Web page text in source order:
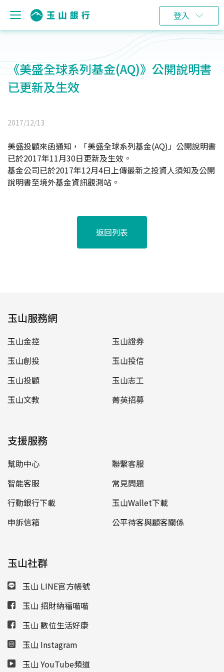
登入
《美盛全球系列基金(AQ)》公開說明書
已更新及生效
2017/12/13
美盛投顧來函通知，「美盛全球系列基金(AQ)」公開說明書
已於2017年11月30日更新及生效。
基金公司已於2017年12月4日上傳最新之投資人須知及公開
說明書至境外基金資訊觀測站。
返回列表
玉山服務網
玉山金控
玉山證券
玉山創投
玉山投信
玉山投顧
玉山志工
玉山文教
菁英招募
支援服務
幫助中心
聯繫客服
智能客服
常見問題
行動銀行下載
玉山Wallet下載
申訴信箱
公平待客與顧客關係
玉山社群
玉山 LINE官方帳號
玉山 招財納福喵喵
玉山 數位生活好康
玉山 Instagram
玉山 YouTube頻道